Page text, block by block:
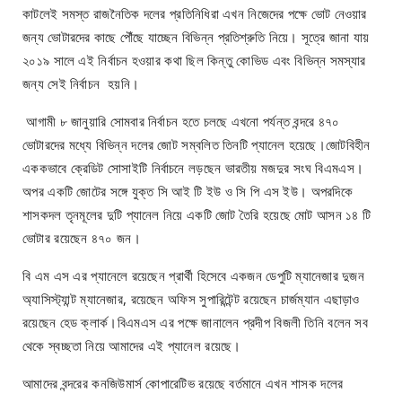
কাটলেই সমস্ত রাজনৈতিক দলের প্রতিনিধিরা এখন নিজেদের পক্ষে ভোট নেওয়ার
জন্য ভোটারদের কাছে পৌঁছে যাচ্ছেন বিভিন্ন প্রতিশ্রুতি নিয়ে। সূত্রে জানা যায়
২০১৯ সালে এই নির্বাচন হওয়ার কথা ছিল কিন্তু কোভিড এবং বিভিন্ন সমস্যার
জন্য সেই নির্বাচন হয়নি।
আগামী ৮ জানুয়ারি সোমবার নির্বাচন হতে চলছে এখনো পর্যন্ত বন্দরে ৪৭০
ভোটারদের মধ্যে বিভিন্ন দলের জোট সম্বলিত তিনটি প্যানেল হয়েছে।জোটবিহীন
এককভাবে ক্রেডিট সোসাইটি নির্বাচনে লড়ছেন ভারতীয় মজদুর সংঘ বিএমএস।
অপর একটি জোটের সঙ্গে যুক্ত সি আই টি ইউ ও সি পি এস ইউ। অপরদিকে
শাসকদল তৃনমূলের দুটি প্যানেল নিয়ে একটি জোট তৈরি হয়েছে মোট আসন ১৪ টি
ভোটার রয়েছেন ৪৭০ জন।
বি এম এস এর প্যানেলে রয়েছেন প্রার্থী হিসেবে একজন ডেপুটি ম্যানেজার দুজন
অ্যাসিস্ট্যান্ট ম্যানেজার, রয়েছেন অফিস সুপারিন্টেন্ট রয়েছেন চার্জম্যান এছাড়াও
রয়েছেন হেড ক্লার্ক।বিএমএস এর পক্ষে জানালেন প্রদীপ বিজলী তিনি বলেন সব
থেকে স্বচ্ছতা নিয়ে আমাদের এই প্যানেল রয়েছে।
আমাদের বন্দরের কনজিউমার্স কোপারেটিভ রয়েছে বর্তমানে এখন শাসক দলের